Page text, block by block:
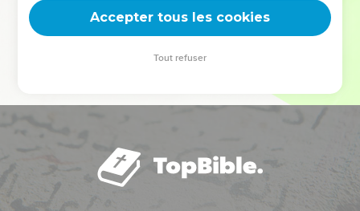
équipe, un groupe ou une famille, leur expérience est faite
Accepter tous les cookies
Tout refuser